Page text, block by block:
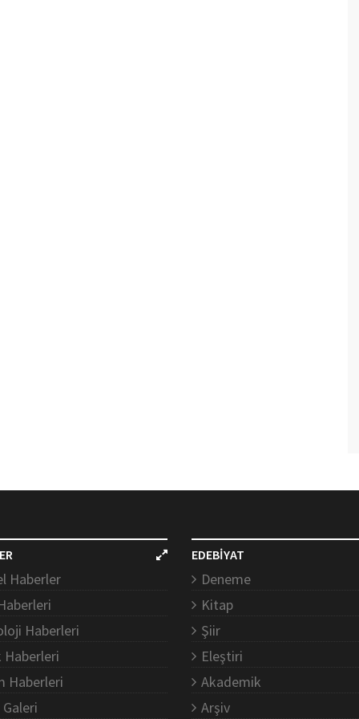
Haberler
Haberleri
Haberleri
Haberleri
EDEBİYAT
Deneme
Kitap
Şiir
Eleştiri
Akademik
Arşiv